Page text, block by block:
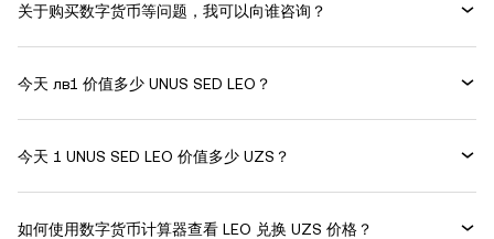
关于购买数字货币等问题，我可以向谁咨询？
今天 лв1 价值多少 UNUS SED LEO？
今天 1 UNUS SED LEO 价值多少 UZS？
如何使用数字货币计算器查看 LEO 兑换 UZS 价格？